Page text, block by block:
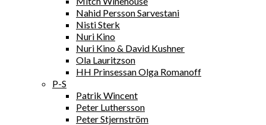
Nahid Persson Sarvestani
Nisti Sterk
Nuri Kino
Nuri Kino & David Kushner
Ola Lauritzson
HH Prinsessan Olga Romanoff
P-S
Patrik Wincent
Peter Luthersson
Peter Stjernström